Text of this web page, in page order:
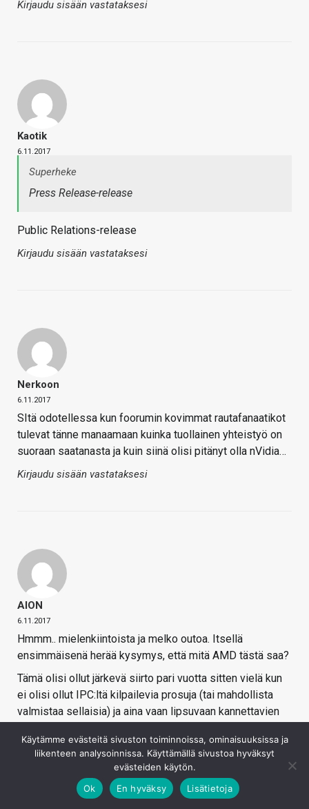
Kirjaudu sisään vastataksesi
Kaotik
6.11.2017
Superheke
Press Release-release
Public Relations-release
Kirjaudu sisään vastataksesi
Nerkoon
6.11.2017
SItä odotellessa kun foorumin kovimmat rautafanaatikot
tulevat tänne manaamaan kuinka tuollainen yhteistyö on
suoraan saatanasta ja kuin siinä olisi pitänyt olla nVidia…
Kirjaudu sisään vastataksesi
AION
6.11.2017
Hmmm.. mielenkiintoista ja melko outoa. Itsellä
ensimmäisenä herää kysymys, että mitä AMD tästä saa?
Tämä olisi ollut järkevä siirto pari vuotta sitten vielä kun
ei olisi ollut IPC:ltä kilpailevia prosuja (tai mahdollista
valmistaa sellaisia) ja aina vaan lipsuvaan kannettavien
jollain ilveellä.
Nyt tilanne ei ole se, ja tämä tullee syömään omia
katteita jossain vaiheessa. Toki tuo high-end APU ei ole
vielä edes putkessa AMD:ltä ja ehkä se onkin pointti
Käytämme evästeitä sivuston toiminnoissa, ominaisuuksissa ja
liikenteen analysoinnissa. Käyttämällä sivustoa hyväksyt
evästeiden käytön.
Ok
En hyväksy Lisätietoja